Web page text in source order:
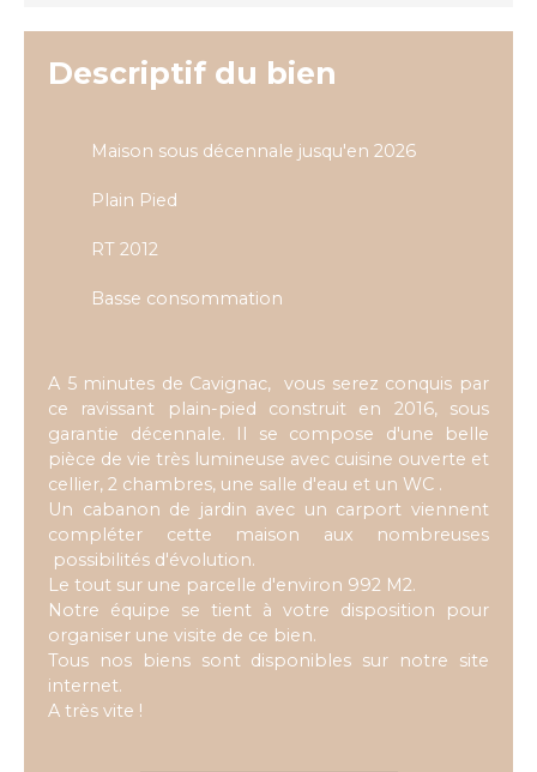
Descriptif du bien
Maison sous décennale jusqu'en 2026
Plain Pied
RT 2012
Basse consommation
A 5 minutes de Cavignac, vous serez conquis par
ce ravissant plain-pied construit en 2016, sous
garantie décennale. Il se compose d'une belle
pièce de vie très lumineuse avec cuisine ouverte et
cellier, 2 chambres, une salle d'eau et un WC .
Un cabanon de jardin avec un carport viennent
compléter cette maison aux nombreuses
possibilités d'évolution.
Le tout sur une parcelle d'environ 992 M2.
Notre équipe se tient à votre disposition pour
organiser une visite de ce bien.
Tous nos biens sont disponibles sur notre site
internet.
A très vite !